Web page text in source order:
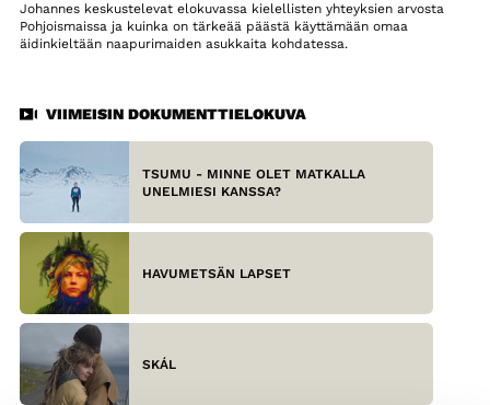
Johannes keskustelevat elokuvassa kielellisten yhteyksien arvosta
Pohjoismaissa ja kuinka on tärkeää päästä käyttämään omaa
äidinkieltään naapurimaiden asukkaita kohdatessa.
VIIMEISIN DOKUMENTTIELOKUVA
TSUMU - MINNE OLET MATKALLA
UNELMIESI KANSSA?
HAVUMETSÄN LAPSET
SKÁL